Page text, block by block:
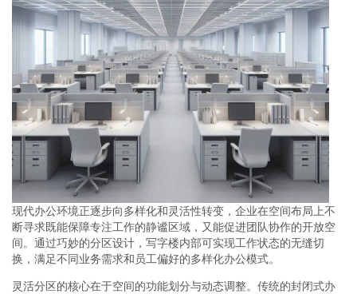
现代办公环境正逐步向多样化和灵活性转变，企业在空间布局上不
断寻求既能保障专注工作的静谧区域，又能促进团队协作的开放空
间。通过巧妙的分区设计，写字楼内部可实现工作状态的无缝切
换，满足不同业务需求和员工偏好的多样化办公模式。
灵活分区的核心在于空间的功能划分与动态调整。传统的封闭式办